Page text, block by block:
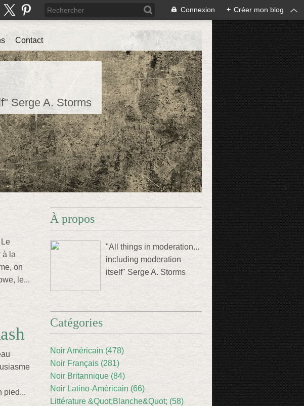
Connexion + Créer mon blog
Serge A. Storms
Contact
à la
on
le...
pied...
À propos
"All things in moderation...
including moderation
itself" Serge A. Storms
Catégories
Noir Américain (478)
Noir Français (281)
Noir Britannique (84)
Noir Latino-Américain (66)
Littérature &Quot;Blanche&Quot; (58)